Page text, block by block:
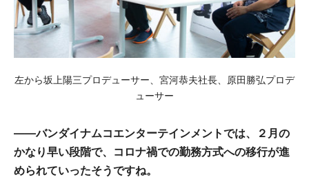
左から坂上陽三プロデューサー、宮河恭夫社長、原田勝弘プロデ
ューサー
――バンダイナムコエンターテインメントでは、２月の
かなり早い段階で、コロナ禍での勤務方式への移行が進
められていったそうですね。